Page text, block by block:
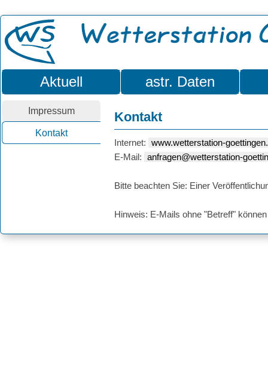
Aktuell astr. Daten
Impressum
Kontakt
Kontakt
Internet: www.wetterstation-
E-Mail: anfragen@wetterstation-
Bitte beachten Sie: Einer
Hinweis: E-Mails ohne "Betreff"